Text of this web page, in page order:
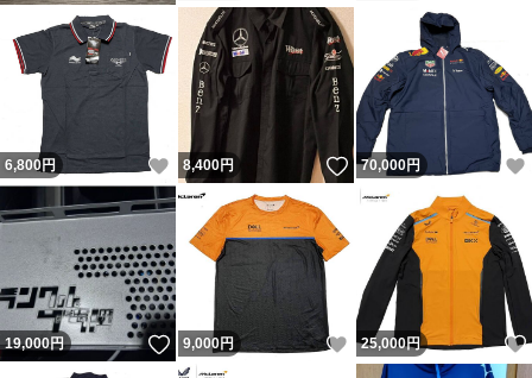
6,800円 いいね！
8,400円 いいね！
70,000円
19,000円 いいね！
9,000円 いいね！
25,000円